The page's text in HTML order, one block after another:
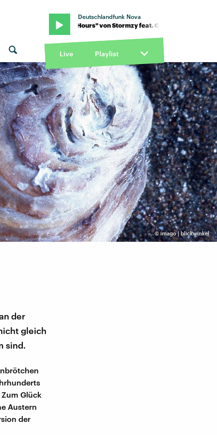
Deutschlandfunk Nova
· "24 Hours" von Stormzy feat. Odeal · "24 Hours" von
Live Playlist
©imago | blickwinkel
der
gleich
sind.
Glück
Austern
der